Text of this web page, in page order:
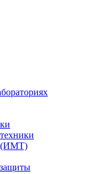
(ИМТ)